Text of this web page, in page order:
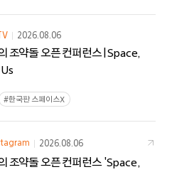
2026.08.06
조약돌 오픈 컨퍼런스 | Space,
#한국판 스페이스X
2026.08.06
조약돌 오픈 컨퍼런스 'Space,